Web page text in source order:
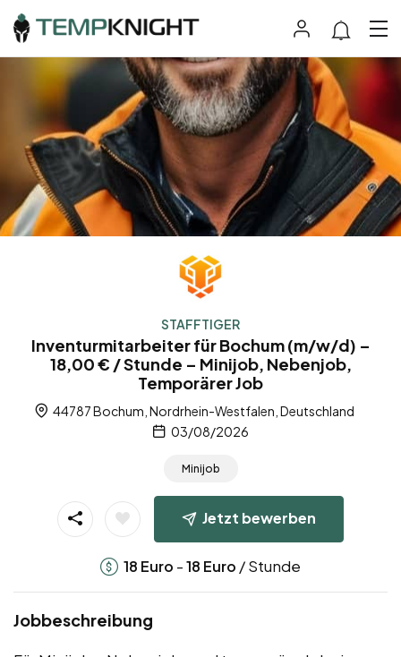
STAFFTIGER
Inventurmitarbeiter für Bochum (m/w/d) –
18,00 € / Stunde – Minijob, Nebenjob,
Temporärer Job
44787 Bochum, Nordrhein-Westfalen, Deutschland
03/08/2026
Minijob
Jetzt bewerben
18 Euro -18 Euro / Stunde
Jobbeschreibung